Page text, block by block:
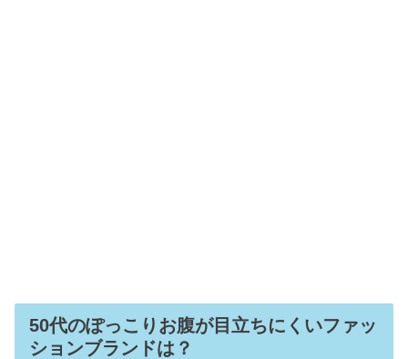
50代のぽっこりお腹が目立ちにくいファッ
ションブランドは？